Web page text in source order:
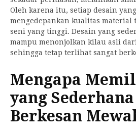
Oleh karena itu, setiap desain
mengedepankan kualitas material
seni yang tinggi. Desain yang
mampu menonjolkan kilau asli
sehingga tetap terlihat sangat
Mengapa
yang
Berkesan